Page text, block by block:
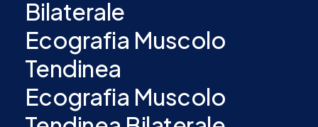
Bilaterale
Ecografia Muscolo
Tendinea
Ecografia Muscolo